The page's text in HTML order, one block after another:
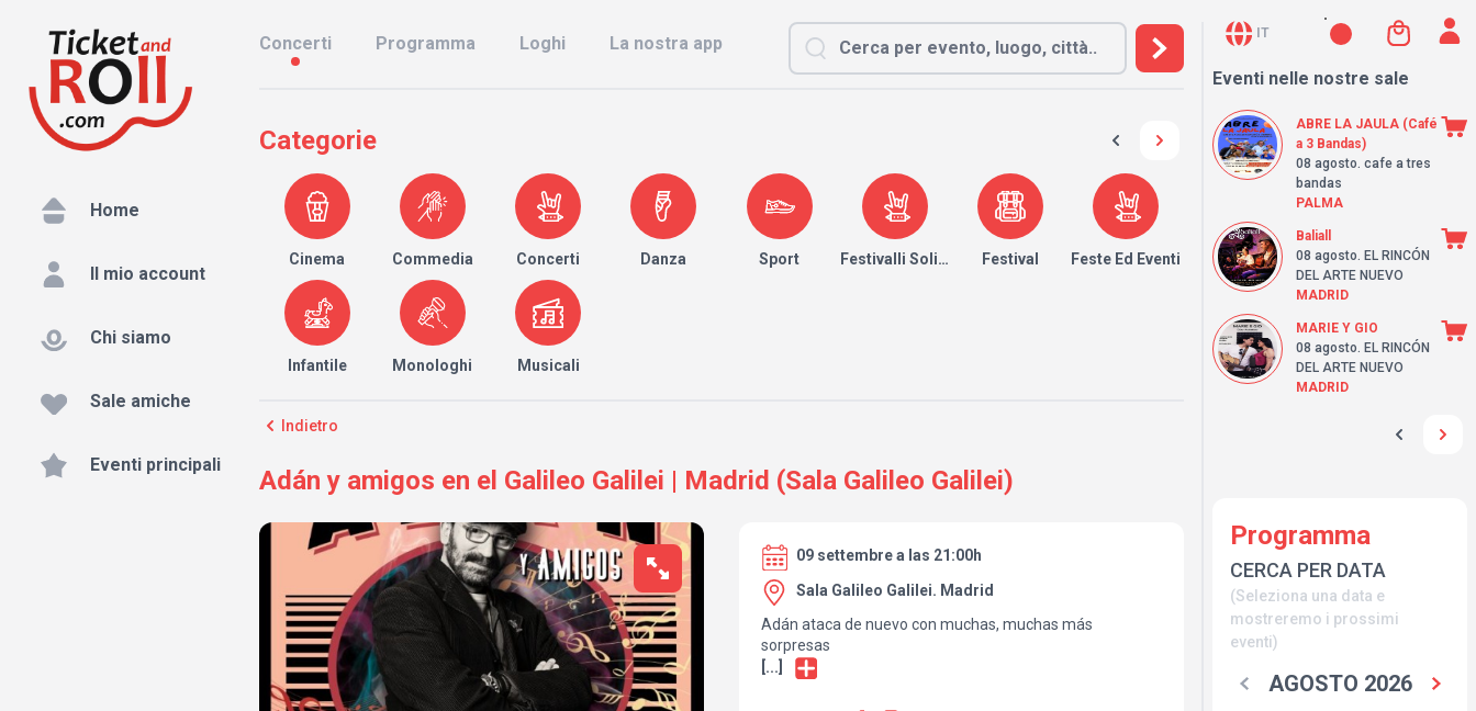
Home
Il mio account
Chi siamo
Sale amiche
Eventi principali
Concerti Programma Loghi La nostra app
Categorie
Cinema Commedia Concerti Danza Sport Festivalli Solidari Festival Feste Ed Eventi
Infantile Monologhi Musicali
Indietro
Adán y amigos en el Galileo Galilei | Madrid (Sala Galileo Galilei)
09 settembre a las 21:00h
Sala Galileo Galilei. Madrid
Adán ataca de nuevo con muchas, muchas más
sorpresas
[...]
IT
Eventi nelle nostre sale
ABRE LA JAULA (Café
a 3 Bandas)
08 agosto. cafe a tres
bandas
PALMA
Baliall
08 agosto. EL RINCÓN
DEL ARTE NUEVO
MADRID
MARIE Y GIO
08 agosto. EL RINCÓN
DEL ARTE NUEVO
MADRID
Programma
CERCA PER DATA
(Seleziona una data e
mostreremo i prossimi
eventi)
AGOSTO 2026